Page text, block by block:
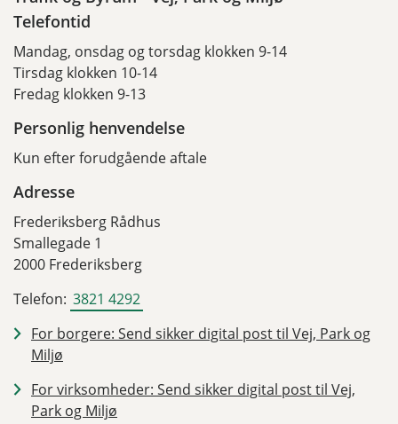
Telefontid
Mandag, onsdag og torsdag klokken 9-14
Tirsdag klokken 10-14
Fredag klokken 9-13
Personlig henvendelse
Kun efter forudgående aftale
Adresse
Frederiksberg Rådhus
Smallegade 1
2000 Frederiksberg
Telefon: 3821 4292
For borgere: Send sikker digital post til Vej, Park og
Miljø
For virksomheder: Send sikker digital post til Vej,
Park og Miljø